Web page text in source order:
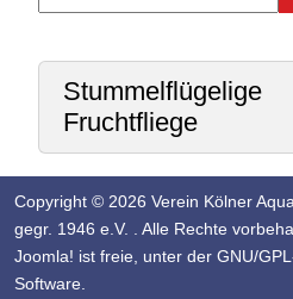
Stummelflügelige
Fruchtfliege
Copyright © 2026 Verein Kölner
gegr. 1946 e.V. . Alle Rechte
Joomla! ist freie, unter der GNU/
Software.